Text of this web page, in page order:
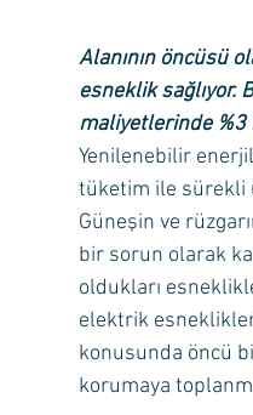
Alanının öncüsü
esneklik
maliyetlerinde %3
Yenilenebilir
tüketim ile sürekli
Güneşin ve
bir sorun olarak
oldukları
elektrik
konusunda öncü
korumaya